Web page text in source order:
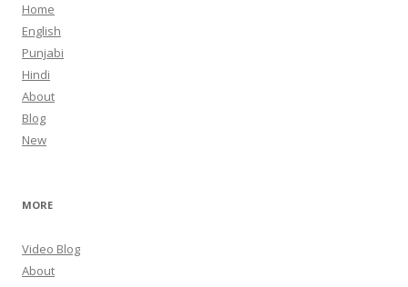
Home
English
Punjabi
Hindi
About
Blog
New
MORE
Video Blog
About